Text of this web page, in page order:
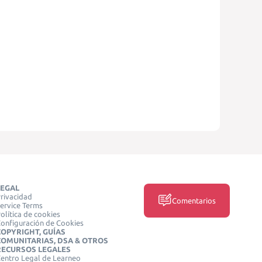
Terms
de cookies
de Cookies
GUÍAS
DSA & OTROS
LEGALES
Legal de Learneo
Comentarios